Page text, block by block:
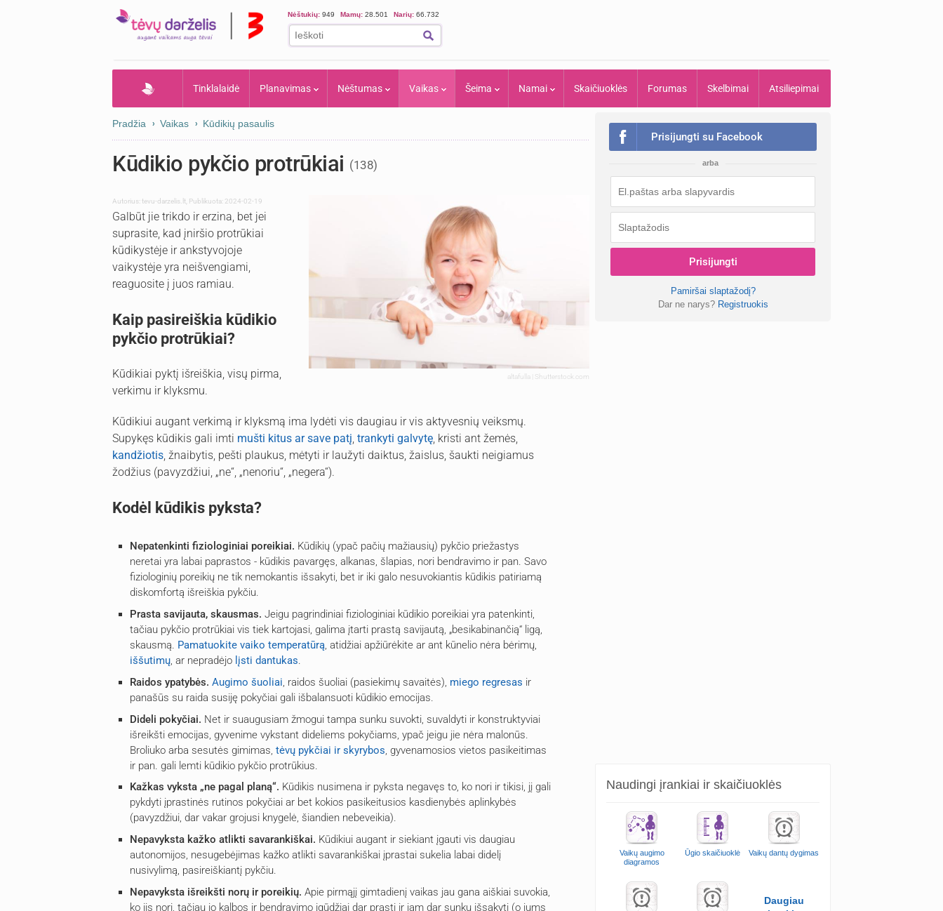
Nėštukių: 949 Mamų: 28.501 Narių: 66.732
Tinklalaidė Planavimas Nėštumas Vaikas Šeima Namai Skaičiuoklės Forumas Skelbimai Atsiliepimai
Pradžia Vaikas Kūdikių pasaulis
Kūdikio pykčio protrūkiai (138)
Autorius:tevu-darzelis.lt Publikuota: 2024-02-19
altafulla | Shutterstock.com
Galbūt jie trikdo ir erzina, bet jei
suprasite, kad įniršio protrūkiai
kūdikystėje ir ankstyvojoje
vaikystėje yra neišvengiami,
reaguosite į juos ramiau.
Kaip pasireiškia kūdikio
pykčio protrūkiai?
Kūdikiai pyktį išreiškia, visų pirma,
verkimu ir klyksmu.
Kūdikiui augant verkimą ir klyksmą ima lydėti vis daugiau ir vis aktyvesnių veiksmų.
Supykęs kūdikis gali imti mušti kitus ar save patį, trankyti galvytę, kristi ant žemės,
kandžiotis, žnaibytis, pešti plaukus, mėtyti ir laužyti daiktus, žaislus, šaukti neigiamus
žodžius (pavyzdžiui, „ne“, „nenoriu“, „negera“).
Kodėl kūdikis pyksta?
Nepatenkinti fiziologiniai poreikiai. Kūdikių (ypač pačių mažiausių) pykčio priežastys
neretai yra labai paprastos - kūdikis pavargęs, alkanas, šlapias, nori bendravimo ir pan. Savo
fiziologinių poreikių ne tik nemokantis išsakyti, bet ir iki galo nesuvokiantis kūdikis patiriamą
diskomfortą išreiškia pykčiu.
Prasta savijauta, skausmas. Jeigu pagrindiniai fiziologiniai kūdikio poreikiai yra patenkinti,
tačiau pykčio protrūkiai vis tiek kartojasi, galima įtarti prastą savijautą, „besikabinančią“ ligą,
skausmą. Pamatuokite vaiko temperatūrą, atidžiai apžiūrėkite ar ant kūnelio nėra bėrimų,
iššutimų, ar nepradėjo lįsti dantukas.
Raidos ypatybės. Augimo šuoliai, raidos šuoliai (pasiekimų savaitės), miego regresas ir
panašūs su raida susiję pokyčiai gali išbalansuoti kūdikio emocijas.
Dideli pokyčiai. Net ir suaugusiam žmogui tampa sunku suvokti, suvaldyti ir konstruktyviai
išreikšti emocijas, gyvenime vykstant dideliems pokyčiams, ypač jeigu jie nėra malonūs.
Broliuko arba sesutės gimimas, tėvų pykčiai ir skyrybos , gyvenamosios vietos pasikeitimas
ir pan. gali lemti kūdikio pykčio protrūkius.
Kažkas vyksta „ne pagal planą“. Kūdikis nusimena ir pyksta negavęs to, ko nori ir tikisi, jį gali
pykdyti įprastinės rutinos pokyčiai ar bet kokios pasikeitusios kasdienybės aplinkybės
(pavyzdžiui, dar vakar grojusi knygelė, šiandien nebeveikia).
Nepavyksta kažko atlikti savarankiškai. Kūdikiui augant ir siekiant įgauti vis daugiau
autonomijos, nesugebėjimas kažko atlikti savarankiškai įprastai sukelia labai didelį
nusivylimą, pasireiškiantį pykčiu.
Nepavyksta išreikšti norų ir poreikių. Apie pirmąjį gimtadienį vaikas jau gana aiškiai suvokia,
ko jis nori, tačiau jo kalbos ir bendravimo įgūdžiai dar prasti ir jam dar sunku išsakyti (o jums
Prisijungti su Facebook
arba
Prisijungti
Pamiršai slaptažodį?
Dar ne narys? Registruokis
Naudingi įrankiai ir skaičiuoklės
Vaikų augimo
diagramos
Ūgio skaičiuoklė Vaikų dantų dygimas
Daugiau